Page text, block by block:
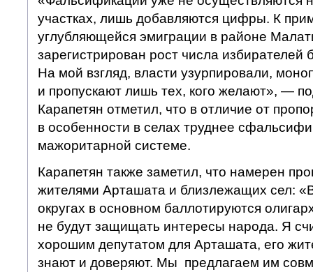
участках, лишь добавляются цифры. К
углубляющейся эмиграции в районе
зарегистрирован рост числа избирателей
На мой взгляд, власти узурпировали,
и пропускают лишь тех, кого желают», —
Карапетян отметил, что в отличие от
в особенности в селах труднее
мажоритарной системе.
Карапетян также заметил, что намерен
жителями Арташата и близлежащих сел:
округах в основном баллотируются
не будут защищать интересы народа. Я
хорошим депутатом для Арташата, его
знают и доверяют. Мы предлагаем им